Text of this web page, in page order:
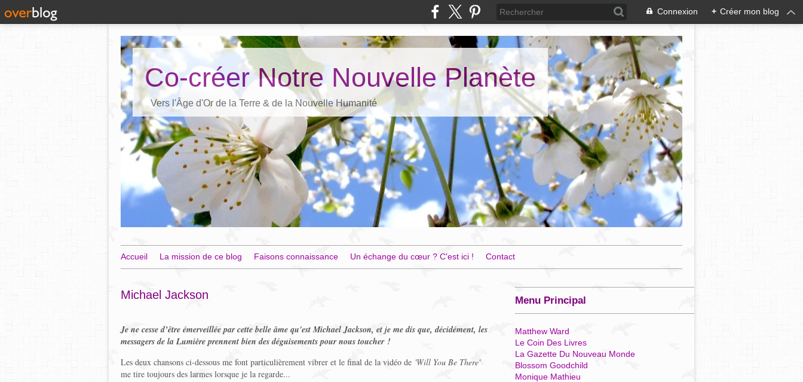
Connexion + Créer mon blog
Co-créer Notre Nouvelle Planète
Vers l'Âge d'Or de la Terre & de la Nouvelle Humanité
Accueil La mission de ce blog Faisons connaissance Un échange du cœur ? C'est ici ! Contact
Michael Jackson
Je ne cesse d’être émerveillée par cette belle âme qu'est Michael Jackson, et je me dis que, décidément, les
messagers de la Lumière prennent bien des déguisements pour nous toucher !
Les deux chansons ci-dessous me font particulièrement vibrer et le final de la vidéo de 'Will You Be There'
me tire toujours des larmes lorsque je la regarde...
Menu Principal
Matthew Ward
Le Coin Des Livres
La Gazette Du Nouveau Monde
Blossom Goodchild
Monique Mathieu